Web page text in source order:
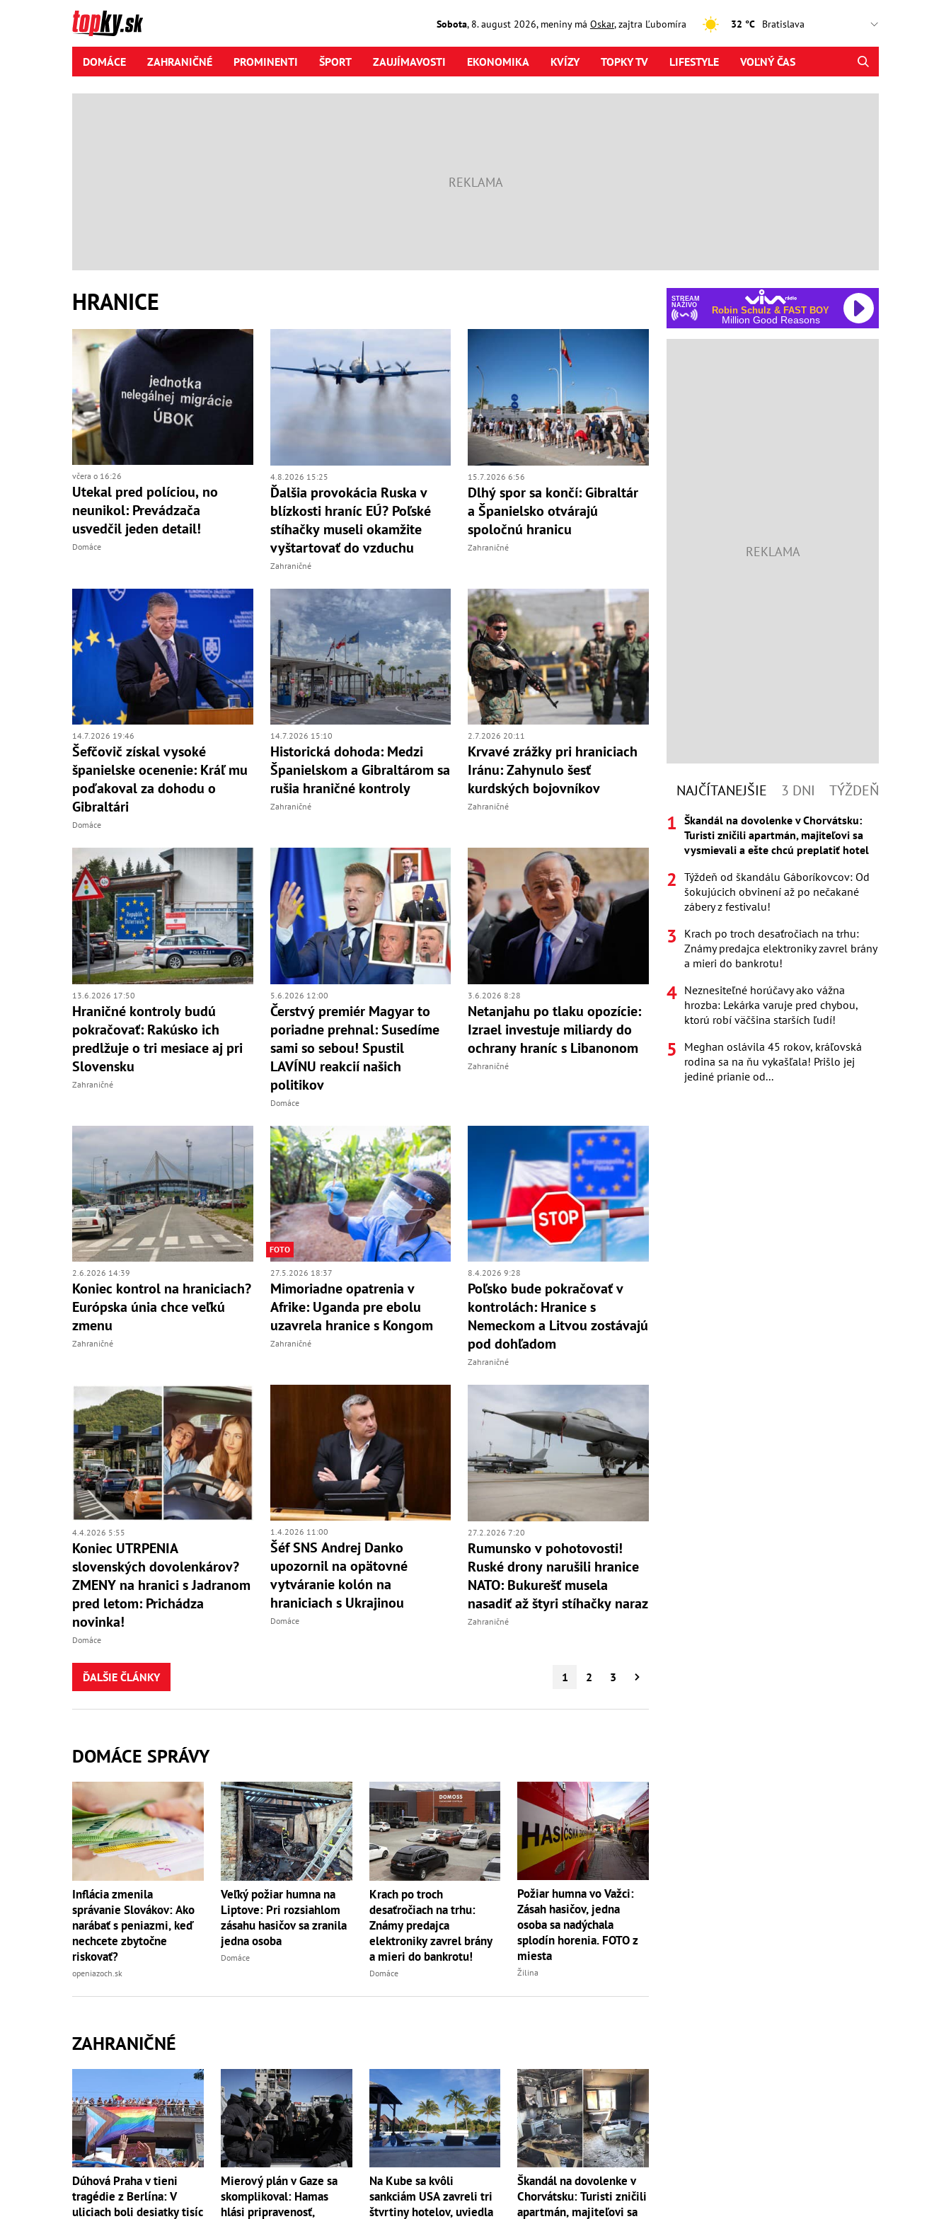
Sobota, 8. august2026, meniny má Oskar, zajtra Ľubomíra 32 °C
DOMÁCE ZAHRANIČNÉ PROMINENTI ŠPORT ZAUJÍMAVOSTI EKONOMIKA KVÍZY TOPKY TV LIFESTYLE VOĽNÝ ČAS
HRANICE
včera o 16:26
Utekal pred políciou, no
neunikol: Prevádzača
usvedčil jeden detail!
Domáce
4.8.2026 15:25
Ďalšia provokácia Ruska v
blízkosti hraníc EÚ? Poľské
stíhačky museli okamžite
vyštartovať do vzduchu
Zahraničné
15.7.2026 6:56
Dlhý spor sa končí: Gibraltár
a Španielsko otvárajú
spoločnú hranicu
Zahraničné
14.7.2026 19:46
Šefčovič získal vysoké
španielske ocenenie: Kráľ mu
poďakoval za dohodu o
Gibraltári
Domáce
14.7.2026 15:10
Historická dohoda: Medzi
Španielskom a Gibraltárom sa
rušia hraničné kontroly
Zahraničné
2.7.2026 20:11
Krvavé zrážky pri hraniciach
Iránu: Zahynulo šesť
kurdských bojovníkov
Zahraničné
13.6.2026 17:50
Hraničné kontroly budú
pokračovať: Rakúsko ich
predlžuje o tri mesiace aj pri
Slovensku
Zahraničné
5.6.2026 12:00
Čerstvý premiér Magyar to
poriadne prehnal: Susedíme
sami so sebou! Spustil
LAVÍNU reakcií našich
politikov
Domáce
3.6.2026 8:28
Netanjahu po tlaku opozície:
Izrael investuje miliardy do
ochrany hraníc s Libanonom
Zahraničné
2.6.2026 14:39
Koniec kontrol na hraniciach?
Európska únia chce veľkú
zmenu
Zahraničné
FOTO
27.5.2026 18:37
Mimoriadne opatrenia v
Afrike: Uganda pre ebolu
uzavrela hranice s Kongom
Zahraničné
8.4.2026 9:28
Poľsko bude pokračovať v
kontrolách: Hranice s
Nemeckom a Litvou zostávajú
pod dohľadom
Zahraničné
4.4.2026 5:55
Koniec UTRPENIA
slovenských dovolenkárov?
ZMENY na hranici s Jadranom
pred letom: Prichádza
novinka!
Domáce
1.4.2026 11:00
Šéf SNS Andrej Danko
upozornil na opätovné
vytváranie kolón na
hraniciach s Ukrajinou
Domáce
27.2.2026 7:20
Rumunsko v pohotovosti!
Ruské drony narušili hranice
NATO: Bukurešť musela
nasadiť až štyri stíhačky naraz
Zahraničné
ĎALŠIE ČLÁNKY 1 2 3
DOMÁCE SPRÁVY
Inflácia zmenila
správanie Slovákov: Ako
narábať s peniazmi, keď
nechcete zbytočne
riskovať?
openiazoch.sk
Veľký požiar humna na
Liptove: Pri rozsiahlom
zásahu hasičov sa zranila
jedna osoba
Domáce
Krach po troch
desaťročiach na trhu:
Známy predajca
elektroniky zavrel brány
a mieri do bankrotu!
Domáce
Požiar humna vo Važci:
Zásah hasičov, jedna
osoba sa nadýchala
splodín horenia. FOTO z
miesta
Žilina
ZAHRANIČNÉ
Dúhová Praha v tieni
tragédie z Berlína: V
uliciach boli desiatky tisíc
Mierový plán v Gaze sa
skomplikoval: Hamas
hlási pripravenosť,
Na Kube sa kvôli
sankciám USA zavreli tri
štvrtiny hotelov, uviedla
Škandál na dovolenke v
Chorvátsku: Turisti zničili
apartmán, majiteľovi sa
STREAM
NAŽIVO
Robin Schulz & FAST BOY
Million Good Reasons
NAJČÍTANEJŠIE 3 DNI TÝŽDEŇ
Škandál na dovolenke v Chorvátsku:
Turisti zničili apartmán, majiteľovi sa
vysmievali a ešte chcú preplatiť hotel
Týždeň od škandálu Gáboríkovcov: Od
šokujúcich obvinení až po nečakané
zábery z festivalu!
Krach po troch desaťročiach na trhu:
Známy predajca elektroniky zavrel brány
a mieri do bankrotu!
Neznesiteľné horúčavy ako vážna
hrozba: Lekárka varuje pred chybou,
ktorú robí väčšina starších ľudí!
Meghan oslávila 45 rokov, kráľovská
rodina sa na ňu vykašľala! Prišlo jej
jediné prianie od...